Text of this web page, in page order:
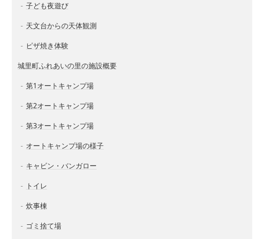
子ども夜遊び
天文台からの天体観測
ピザ焼き体験
城里町ふれあいの里の施設概要
第1オートキャンプ場
第2オートキャンプ場
第3オートキャンプ場
オートキャンプ場の様子
キャビン・バンガロー
トイレ
炊事棟
ゴミ捨て場